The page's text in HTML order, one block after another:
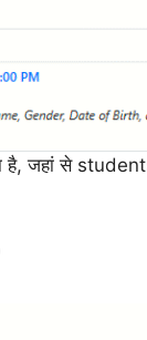
है, जहां से